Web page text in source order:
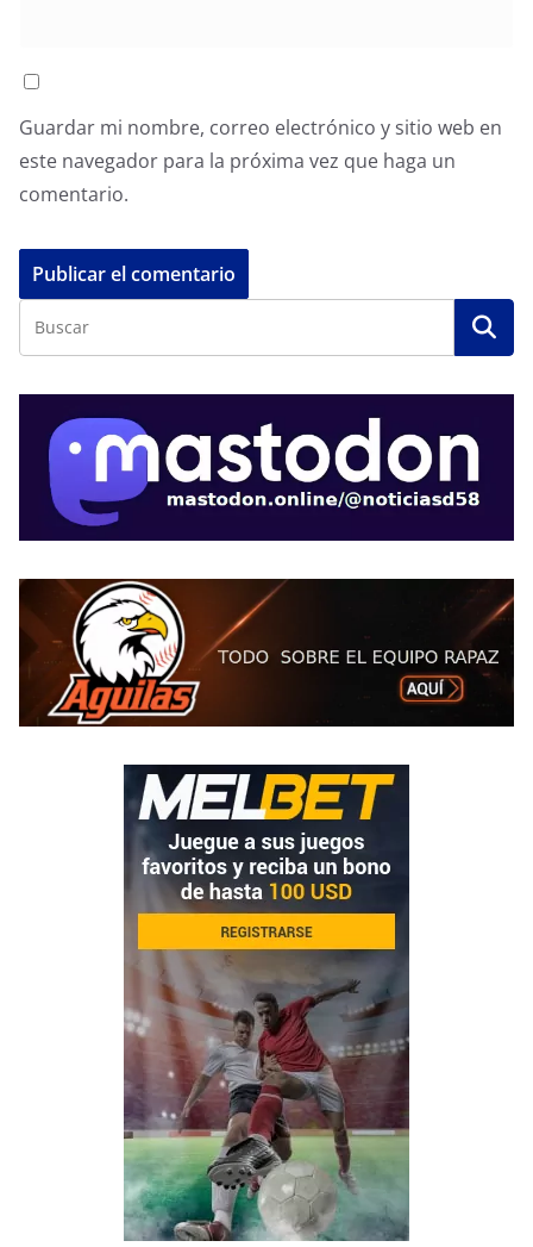
Guardar mi nombre, correo electrónico y sitio web en
este navegador para la próxima vez que haga un
comentario.